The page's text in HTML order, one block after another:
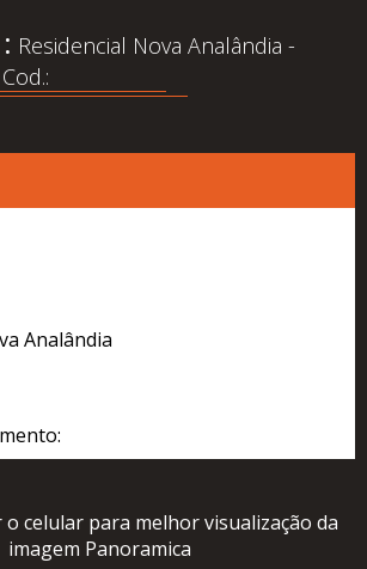
Residencial Nova Analândia -
Analândia
celular para melhor visualização da
imagem Panoramica